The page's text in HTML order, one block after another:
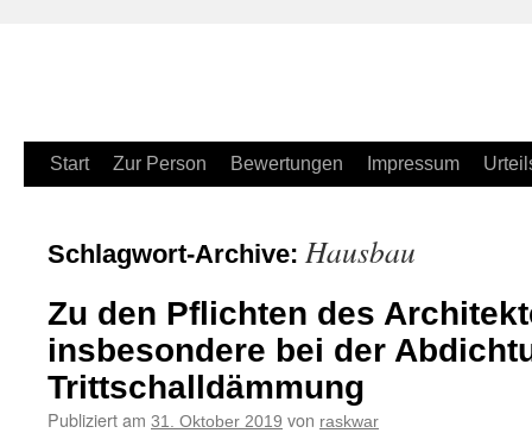
Zum
springen
Start Zur Person Bewertungen Impressum
Schlagwort-Archive: Hausbau
Zu den Pflichten des
insbesondere bei der
Trittschalldämmung
Publiziert am 31. Oktober 2019 von raskwar